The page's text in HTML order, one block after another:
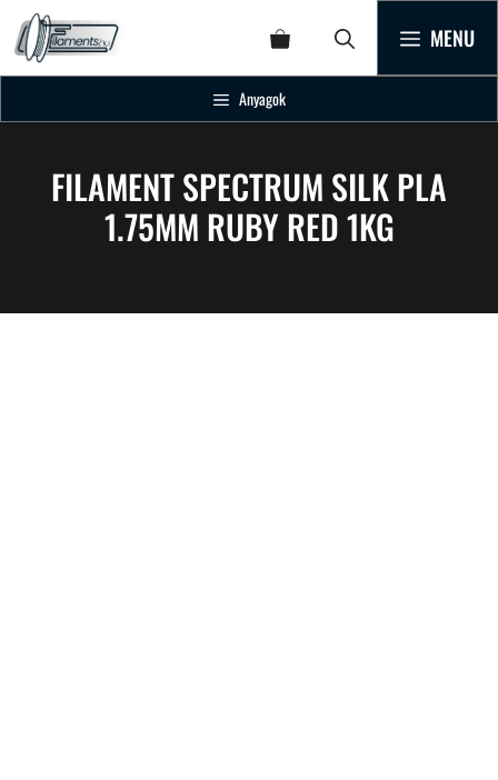
MENU
Anyagok
FILAMENT SPECTRUM SILK PLA
1.75MM RUBY RED 1KG